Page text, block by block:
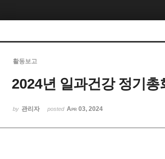
활동보고
2024년 일과건강 정기총
by 관리자 posted Apr 03, 2024